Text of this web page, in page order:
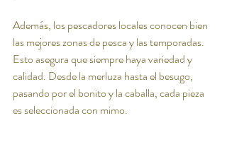
Además, los pescadores locales conocen bien
las mejores zonas de pesca y las temporadas.
Esto asegura que siempre haya variedad y
calidad. Desde la merluza hasta el besugo,
pasando por el bonito y la caballa, cada pieza
es seleccionada con mimo.